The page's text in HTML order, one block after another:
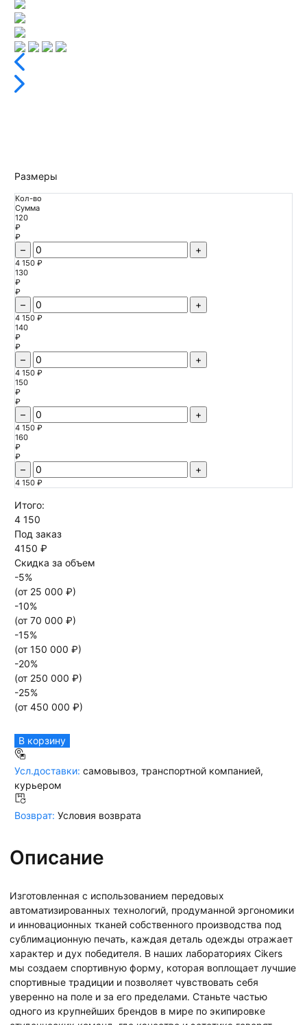
Размеры
Кол-во
Сумма
120
₽
₽
– +
4 150 ₽
130
₽
₽
– +
4 150 ₽
140
₽
₽
– +
4 150 ₽
150
₽
₽
– +
4 150 ₽
160
₽
₽
– +
4 150 ₽
Итого:
4 150
Под заказ
4150 ₽
Скидка за объем
-5%
(от 25 000 ₽)
-10%
(от 70 000 ₽)
-15%
(от 150 000 ₽)
-20%
(от 250 000 ₽)
-25%
(от 450 000 ₽)
В корзину
Усл.доставки: самовывоз, транспортной компанией,
курьером
Возврат: Условия возврата
Описание
Изготовленная с использованием передовых
автоматизированных технологий, продуманной эргономики
и инновационных тканей собственного производства под
сублимационную печать, каждая деталь одежды отражает
характер и дух победителя. В наших лабораториях Cikers
мы создаем спортивную форму, которая воплощает лучшие
спортивные традиции и позволяет чувствовать себя
уверенно на поле и за его пределами. Станьте частью
одного из крупнейших брендов в мире по экипировке